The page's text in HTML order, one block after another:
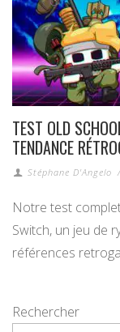
TEST OLD
TENDANCE
Stéphane D'Angelo
Notre test
Switch, un jeu de
références
Rechercher